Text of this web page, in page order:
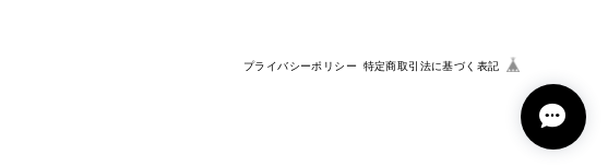
プライバシーポリシー 特定商取引法に基づく表記